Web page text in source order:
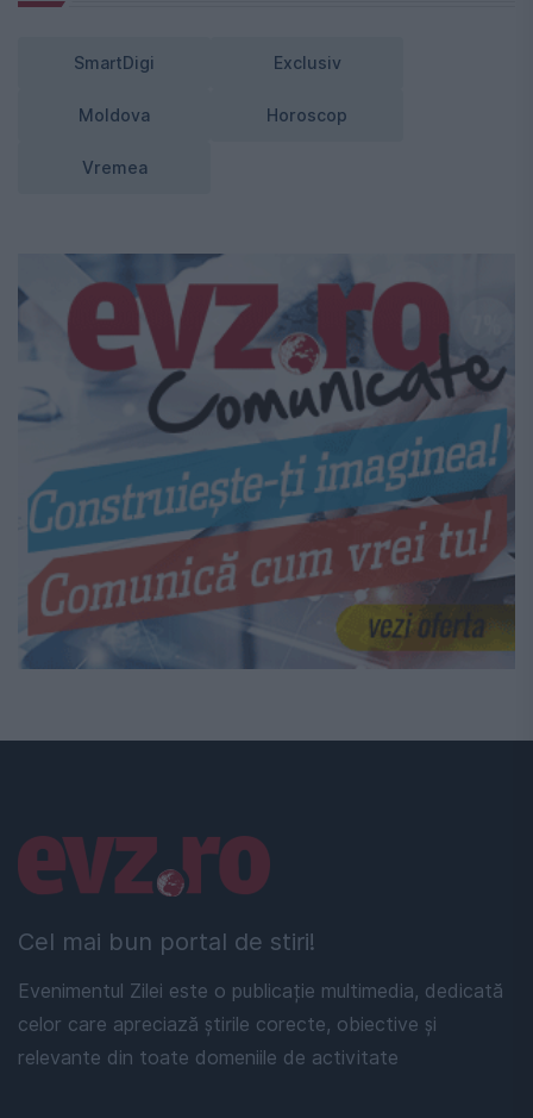
SmartDigi Exclusiv
Moldova Horoscop
Vremea
Cel mai bun portal de stiri!
Evenimentul Zilei este o publicație multimedia, dedicată
celor care apreciază știrile corecte, obiective și
relevante din toate domeniile de activitate
Linkuri utile